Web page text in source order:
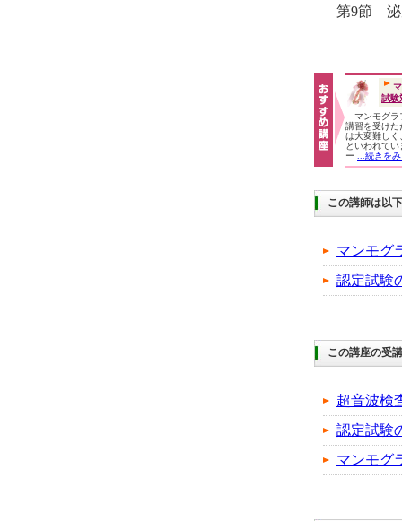
第9節 泌
試験
マンモグラ
講習を受けた
は大変難しく
といわれて
ー
...続きを
この講師は以
マンモグ
認定試験
この講座の受
超音波検
認定試験
マンモグ